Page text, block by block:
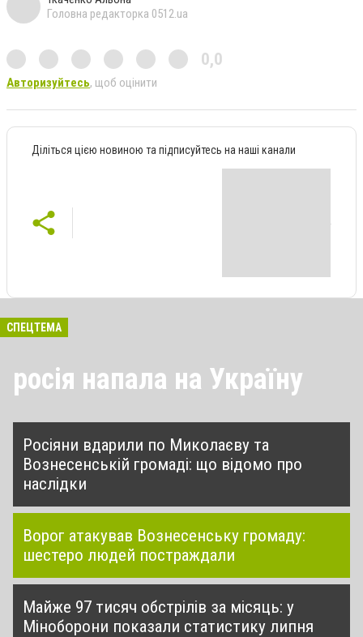
Головна редакторка 0512.ua
0,0
Авторизуйтесь, щоб оцінити
Діліться цією новиною та підписуйтесь на наші канали
СПЕЦТЕМА
росія напала на Україну
Росіяни вдарили по Миколаєву та
Вознесенській громаді: що відомо про
наслідки
Ворог атакував Вознесенську громаду:
шестеро людей постраждали
Майже 97 тисяч обстрілів за місяць: у
Міноборони показали статистику липня